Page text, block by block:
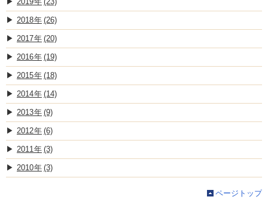
2018 (26)
2017 (20)
2016 (19)
2015 (18)
2014 (14)
2013 (9)
2012 (6)
2011 (3)
2010 (3)
ページトップ